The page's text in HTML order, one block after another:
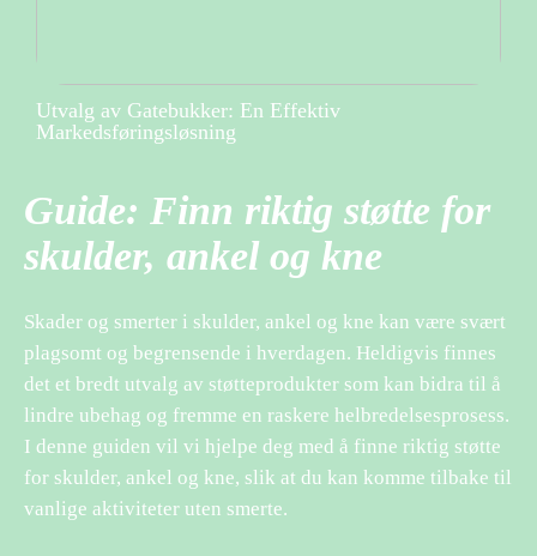
Utvalg av Gatebukker: En Effektiv
Markedsføringsløsning
Guide: Finn riktig støtte for
skulder, ankel og kne
Skader og smerter i skulder, ankel og kne kan være svært
plagsomt og begrensende i hverdagen. Heldigvis finnes
det et bredt utvalg av støtteprodukter som kan bidra til å
lindre ubehag og fremme en raskere helbredelsesprosess.
I denne guiden vil vi hjelpe deg med å finne riktig støtte
for skulder, ankel og kne, slik at du kan komme tilbake til
vanlige aktiviteter uten smerte.